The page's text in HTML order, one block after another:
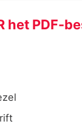
het PDF-